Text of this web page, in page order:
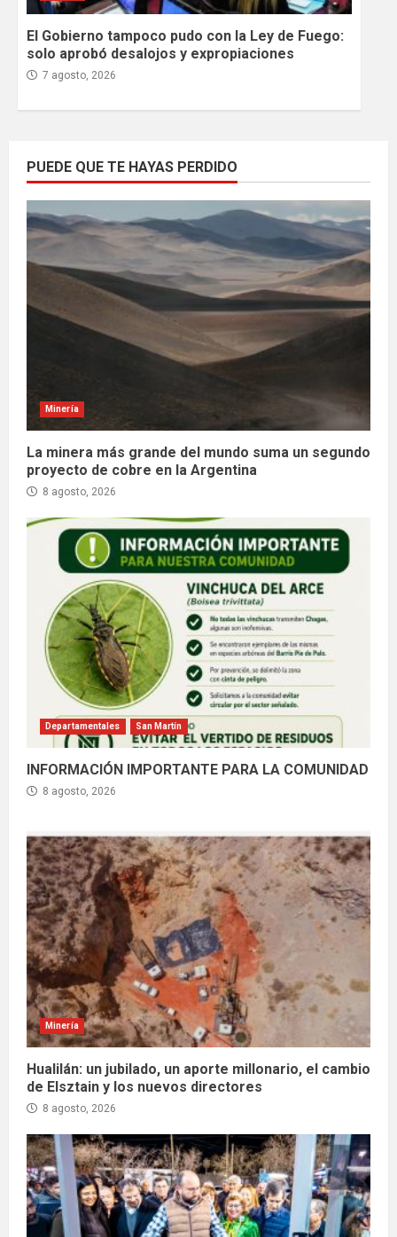
El Gobierno tampoco pudo con la Ley de Fuego:
solo aprobó desalojos y expropiaciones
7 agosto, 2026
PUEDE QUE TE HAYAS PERDIDO
Minería
La minera más grande del mundo suma un segundo
proyecto de cobre en la Argentina
8 agosto, 2026
Departamentales San Martín
INFORMACIÓN IMPORTANTE PARA LA COMUNIDAD
8 agosto, 2026
Minería
Hualilán: un jubilado, un aporte millonario, el cambio
de Elsztain y los nuevos directores
8 agosto, 2026